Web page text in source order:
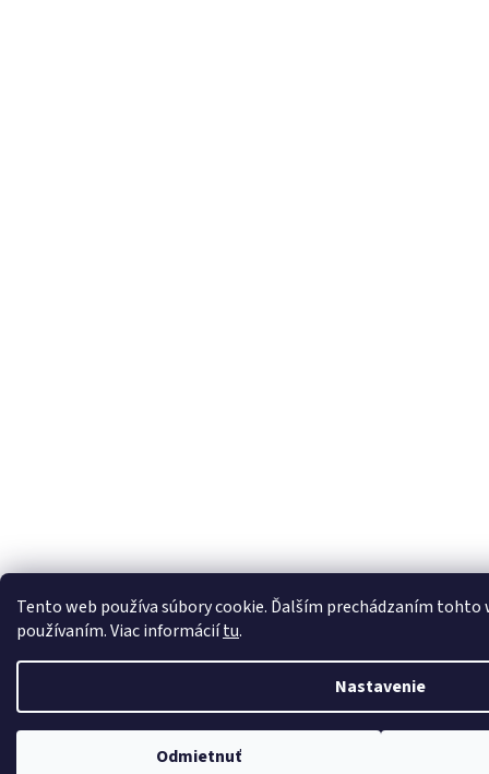
Tento web používa súbory cookie. Ďalším prechádzaním tohto
používaním. Viac informáciítu.
Nastavenie
Odmietnuť